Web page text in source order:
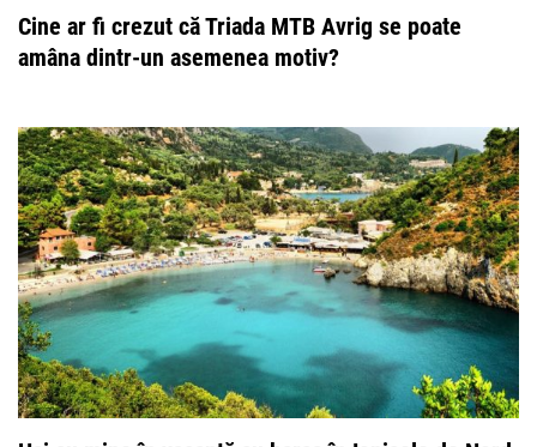
Cine ar fi crezut că Triada MTB Avrig se poate
amâna dintr-un asemenea motiv?